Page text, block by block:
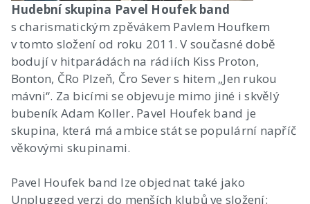
Hudební skupina Pavel Houfek band
s charismatickým zpěvákem Pavlem Houfkem
v tomto složení od roku 2011. V současné době
bodují v hitparádách na rádiích Kiss Proton,
Bonton, ČRo Plzeň, Čro Sever s hitem „Jen rukou
mávni“. Za bicími se objevuje mimo jiné i skvělý
bubeník Adam Koller. Pavel Houfek band je
skupina, která má ambice stát se populární napříč
věkovými skupinami.
Pavel Houfek band lze objednat také jako
Unplugged verzi do menších klubů ve složení: